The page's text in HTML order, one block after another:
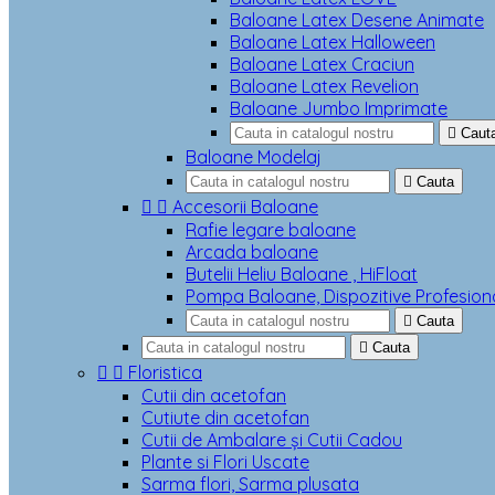
Baloane Latex Desene Animate
Baloane Latex Halloween
Baloane Latex Craciun
Baloane Latex Revelion
Baloane Jumbo Imprimate

Baloane Modelaj
 Cauta
  Accesorii Baloane
Rafie legare baloane
Arcada baloane
Butelii Heliu Baloane , HiFloat
Pompa Baloane, Dispozitive
 Cauta
 Cauta
  Floristica
Cutii din acetofan
Cutiute din acetofan
Cutii de Ambalare și Cutii Cadou
Plante si Flori Uscate
Sarma flori, Sarma plusata